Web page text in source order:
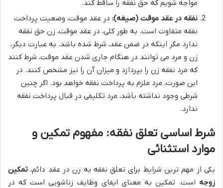
مواجه شویم که حق نفقه را ساقط کند.
نفقه در عقد موقت (صیغه): در عقد موقت، وضعیت پرداخت
نفقه متفاوت است. به طور کلی، در عقد موقت، زن حق نفقه
ندارد مگر اینکه در ضمن عقد، شرط شده باشد. به عبارت دیگر،
زن و مرد می توانند در هنگام جاری شدن عقد موقت، شرط کنند
که مرد نفقه زن را بپردازد و میزان آن را نیز مشخص کنند. در
این صورت، مرد ملزم به پرداخت نفقه خواهد بود. اگر چنین
شرطی وجود نداشته باشد، مرد تکلیفی در قبال پرداخت نفقه
ندارد.
شرط اساسی تعلق نفقه: مفهوم تمکین و
موارد استثنائی
یکی از مهم ترین شرایط برای تعلق نفقه به زن در عقد دائم، تمکین
زوجه است. تمکین به معنای ایفای وظایف زناشویی است که در